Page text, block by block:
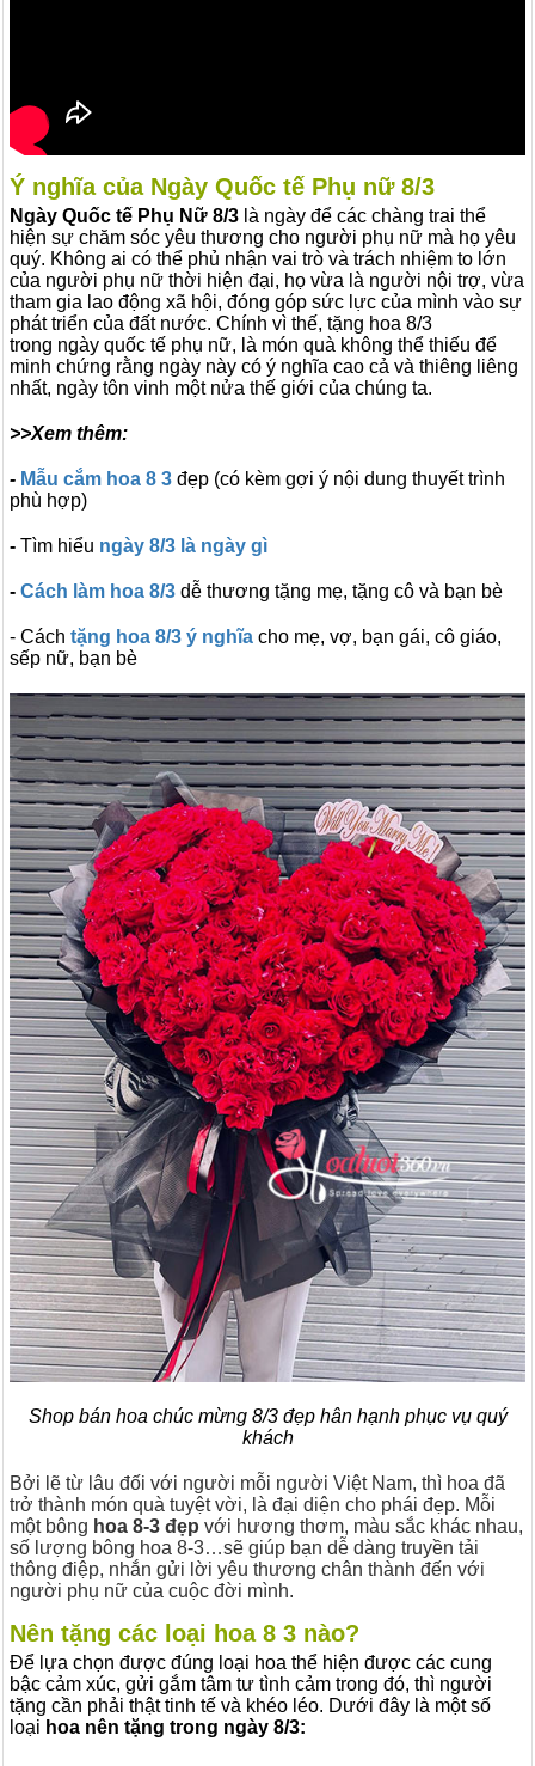
Ý nghĩa của Ngày Quốc tế Phụ nữ 8/3
Ngày Quốc tế Phụ Nữ 8/3 là ngày để các chàng trai thể
hiện sự chăm sóc yêu thương cho người phụ nữ mà họ yêu
quý. Không ai có thể phủ nhận vai trò và trách nhiệm to lớn
của người phụ nữ thời hiện đại, họ vừa là người nội trợ, vừa
tham gia lao động xã hội, đóng góp sức lực của mình vào sự
phát triển của đất nước. Chính vì thế, tặng hoa 8/3
trong ngày quốc tế phụ nữ, là món quà không thể thiếu để
minh chứng rằng ngày này có ý nghĩa cao cả và thiêng liêng
nhất, ngày tôn vinh một nửa thế giới của chúng ta.
>>Xem thêm:
- Mẫu cắm hoa 8 3 đẹp (có kèm gợi ý nội dung thuyết trình
phù hợp)
- Tìm hiểu ngày 8/3 là ngày gì
- Cách làm hoa 8/3 dễ thương tặng mẹ, tặng cô và bạn bè
- Cách tặng hoa 8/3 ý nghĩa cho mẹ, vợ, bạn gái, cô giáo,
sếp nữ, bạn bè
Shop bán hoa chúc mừng 8/3 đẹp hân hạnh phục vụ quý
khách
Bởi lẽ từ lâu đối với người mỗi người Việt Nam, thì hoa đã
trở thành món quà tuyệt vời, là đại diện cho phái đẹp. Mỗi
một bông hoa 8-3 đẹp với hương thơm, màu sắc khác nhau,
số lượng bông hoa 8-3…sẽ giúp bạn dễ dàng truyền tải
thông điệp, nhắn gửi lời yêu thương chân thành đến với
người phụ nữ của cuộc đời mình.
Nên tặng các loại hoa 8 3 nào?
Để lựa chọn được đúng loại hoa thể hiện được các cung
bậc cảm xúc, gửi gắm tâm tư tình cảm trong đó, thì người
tặng cần phải thật tinh tế và khéo léo. Dưới đây là một số
loại hoa nên tặng trong ngày 8/3: